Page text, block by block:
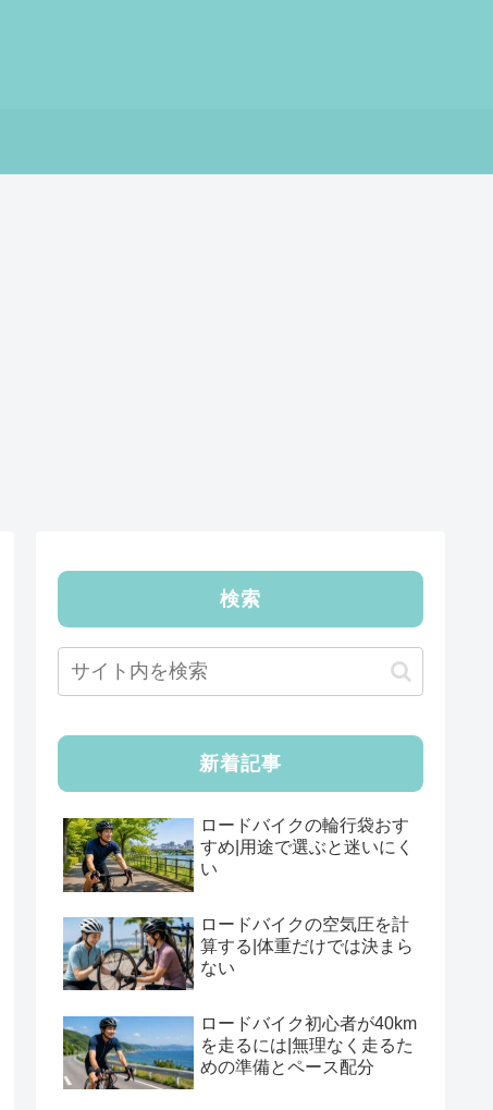
検索
新着記事
ロードバイクの輪行袋おす
すめ|用途で選ぶと迷いにく
い
ロードバイクの空気圧を計
算する|体重だけでは決まら
ない
ロードバイク初心者が40km
を走るには|無理なく走るた
めの準備とペース配分